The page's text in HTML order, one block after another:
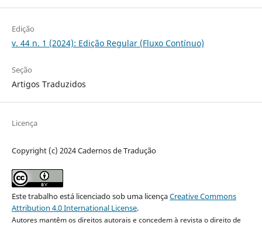
Edição
v. 44 n. 1 (2024): Edição Regular (Fluxo Contínuo)
Seção
Artigos Traduzidos
Licença
Copyright (c) 2024 Cadernos de Tradução
Este trabalho está licenciado sob uma licençaCreative Commons
Attribution 4.0 International License.
Autores mantêm os direitos autorais e concedem à revista o direito de